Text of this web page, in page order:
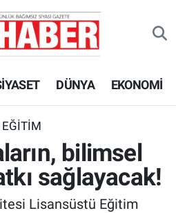
DÜNYA EKONOMİ
EĞİTİM
bilimsel
sağlayacak!
Lisansüstü Eğitim
Haritası
ve Fikstür